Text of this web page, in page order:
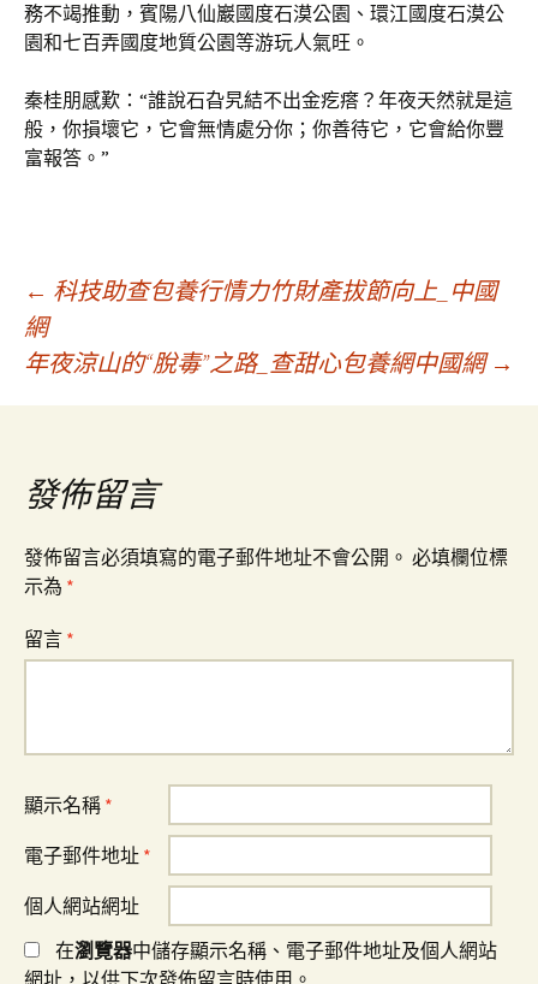
務不竭推動，賓陽八仙巖國度石漠公園、環江國度石漠公
園和七百弄國度地質公園等游玩人氣旺。
秦桂朋感歎：“誰說石旮旯結不出金疙瘩？年夜天然就是這
般，你損壞它，它會無情處分你；你善待它，它會給你豐
富報答。”
文
章
導
覽
← 科技助查包養行情力竹財產拔節向上_中國
網
年夜涼山的“脫毒”之路_查甜心包養網中國網 →
發佈留言
發佈留言必須填寫的電子郵件地址不會公開。 必填欄位標
示為 *
留言 *
顯示名稱 *
電子郵件地址 *
個人網站網址
在瀏覽器中儲存顯示名稱、電子郵件地址及個人網站
網址，以供下次發佈留言時使用。